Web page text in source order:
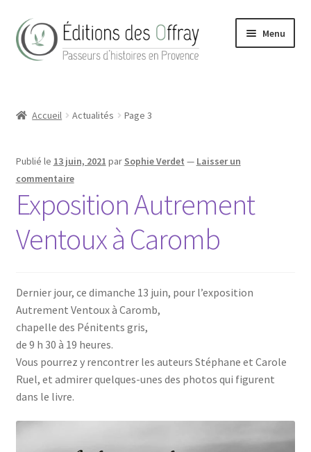
Aller
à
la
Aller
au
contenu
Menu
Actualités
Boutique
Conditions Générales de Vente
Contact
La maison
Les Auteurs
Mentions légales
Accueil Actualités Page 3
Publié le 13 juin, 2021 par Sophie Verdet — Laisser un
commentaire
Exposition Autrement
Ventoux à Caromb
Dernier jour, ce dimanche 13 juin, pour l’exposition
Autrement Ventoux à Caromb,
chapelle des Pénitents gris,
de 9 h 30 à 19 heures.
Vous pourrez y rencontrer les auteurs Stéphane et Carole
Ruel, et admirer quelques-unes des photos qui figurent
dans le livre.